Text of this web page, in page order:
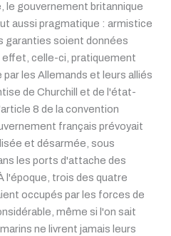
le gouvernement britannique
aussi pragmatique : armistice
garanties soient données
effet, celle-ci, pratiquement
les Allemands et leurs alliés
de Churchill et de l'état-
8 de la convention
français prévoyait
et désarmée, sous
les ports d'attache des
l'époque, trois des quatre
occupés par les forces de
même si l'on sait
ne livrent jamais leurs